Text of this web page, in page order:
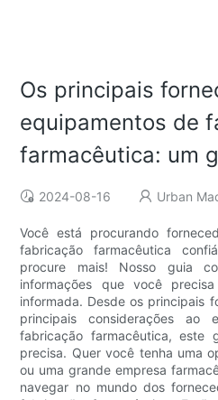
Os principais
equipamentos de
farmacêutica: um
2024-08-16 Urban
Você está procurando
fabricação farmacêutica
procure mais! Nosso guia
informações que você
informada. Desde os principais
principais considerações ao
fabricação farmacêutica,
precisa. Quer você tenha uma
ou uma grande empresa
navegar no mundo dos